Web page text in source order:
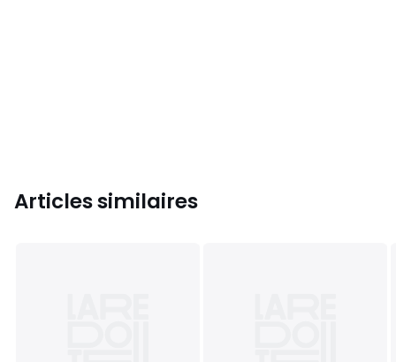
Articles similaires